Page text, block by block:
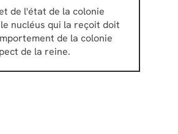
de l'état de la colonie
nucléus qui la reçoit doit
de la colonie
de la reine.